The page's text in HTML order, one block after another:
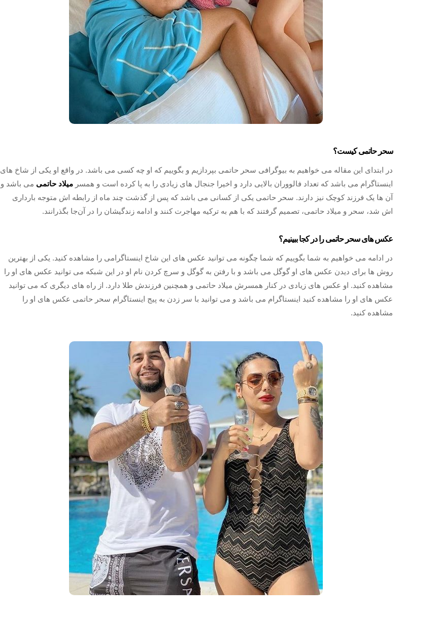
سحر حاتمی کیست؟
در ابتدای این مقاله می خواهیم به بیوگرافی سحر حاتمی بپردازیم و بگوییم که او چه کسی می باشد. در واقع او یکی از شاخ های
اینستاگرام می‌ باشد که تعداد فالووران بالایی دارد و اخیرا جنجال‌ های زیادی را به پا کرده است و همسر میلاد حاتمی می باشد و
آن ها یک فرزند کوچک نیز دارند. سحر حاتمی یکی از کسانی می باشد که پس از گذشت چند ماه از رابطه اش متوجه بارداری
اش شد، سحر و میلاد حاتمی، تصمیم گرفتند که با هم به ترکیه مهاجرت کنند و ادامه زندگیشان را در آن‌جا بگذرانند.
عکس های سحر حاتمی را در کجا ببینیم؟
در ادامه می خواهیم به شما بگوییم که شما چگونه می‌ توانید عکس های این شاخ اینستاگرامی را مشاهده کنید. یکی از بهترین
روش ها برای دیدن عکس های او گوگل می باشد و با رفتن به گوگل و سرچ کردن نام او در این شبکه می توانید عکس های او را
مشاهده کنید. او عکس های زیادی در کنار همسرش میلاد حاتمی و همچنین فرزندش طلا دارد. از راه های دیگری که می‌ توانید
عکس‌ های او را مشاهده کنید اینستاگرام می باشد و می توانید با سر زدن به پیج اینستاگرام سحر حاتمی عکس های او را
مشاهده کنید.